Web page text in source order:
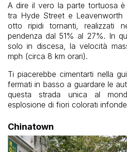
A dire il vero la parte tortuosa
tra Hyde Street e
otto ripidi tornanti, realizzati
pendenza dal 51% al 27%. In
solo in discesa, la velocità
mph (circa 8 km orari).
Ti piacerebbe cimentarti nella
fermati in basso a guardare le
questa strada unica al
esplosione di fiori colorati
Chinatown